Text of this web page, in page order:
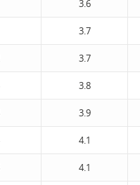
3.6
3.7
3.7
3.8
3.9
4.1
4.1